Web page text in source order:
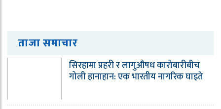
ताजा समाचार
सिरहामा प्रहरी र लागुऔषध कारोबारीबीच
गोली हानाहान: एक भारतीय नागरिक घाइते